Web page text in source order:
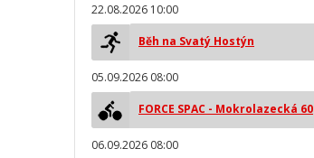
22.08.2026 10:00
Běh na Svatý Hostýn
05.09.2026 08:00
FORCE SPAC - Mokrolazecká 60
06.09.2026 08:00